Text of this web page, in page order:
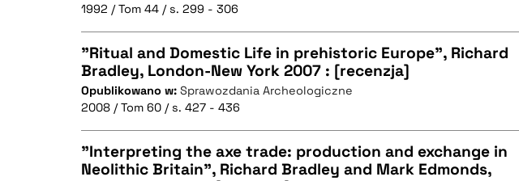
BIBTEX
1992 / Tom 44 / s. 299 - 306
CZYSTY TEKST
"Ritual and Domestic Life in prehistoric Europe", Richard
Bradley, London-New York 2007 : [recenzja]
Opublikowano w: Sprawozdania Archeologiczne
2008 / Tom 60 / s. 427 - 436
"Interpreting the axe trade: production and exchange in
Neolithic Britain", Richard Bradley and Mark Edmonds,